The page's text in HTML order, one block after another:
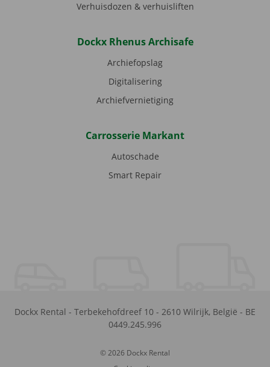
Verhuisdozen & verhuisliften
Dockx Rhenus Archisafe
Archiefopslag
Digitalisering
Archiefvernietiging
Carrosserie Markant
Autoschade
Smart Repair
Dockx Rental - Terbekehofdreef 10 - 2610 Wilrijk, België - BE
0449.245.996
© 2026 Dockx Rental